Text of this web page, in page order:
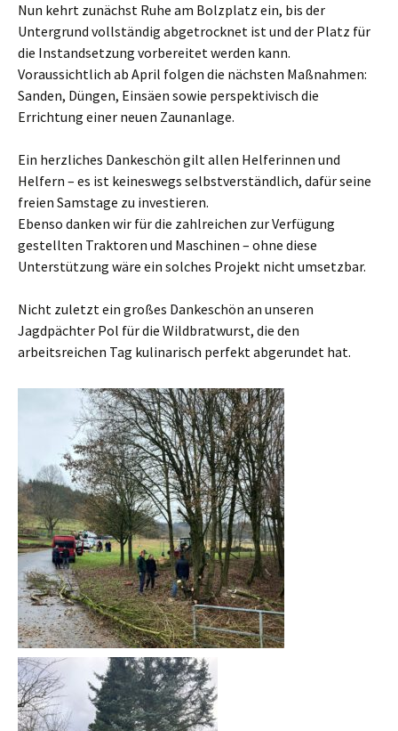
Nun kehrt zunächst Ruhe am Bolzplatz ein, bis der
Untergrund vollständig abgetrocknet ist und der Platz für
die Instandsetzung vorbereitet werden kann.
Voraussichtlich ab April folgen die nächsten Maßnahmen:
Sanden, Düngen, Einsäen sowie perspektivisch die
Errichtung einer neuen Zaunanlage.
Ein herzliches Dankeschön gilt allen Helferinnen und
Helfern – es ist keineswegs selbstverständlich, dafür seine
freien Samstage zu investieren.
Ebenso danken wir für die zahlreichen zur Verfügung
gestellten Traktoren und Maschinen – ohne diese
Unterstützung wäre ein solches Projekt nicht umsetzbar.
Nicht zuletzt ein großes Dankeschön an unseren
Jagdpächter Pol für die Wildbratwurst, die den
arbeitsreichen Tag kulinarisch perfekt abgerundet hat.